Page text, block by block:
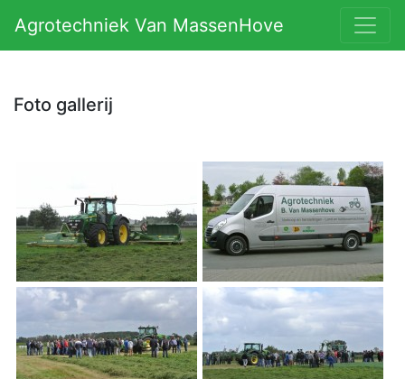
Agrotechniek Van MassenHove
Foto gallerij